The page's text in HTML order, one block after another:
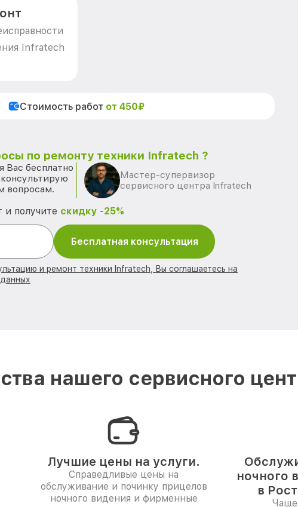
Infratech
Стоимость работ от 450₽
по ремонту техники Infratech ?
Вас бесплатно
вопросам.
Мастер-супервизор
сервисного центра Infratech
получите скидку -25%
Бесплатная консультация
и ремонт техники Infratech, Вы соглашаетесь на
нашего сервисного
Лучшие цены на услуги.
Справедливые цены на
обслуживание и починку прицелов
ночного видения и фирменные
ночного
в
Чаще